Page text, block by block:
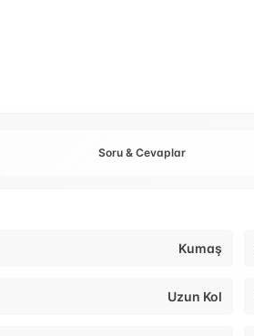
Soru & Cevaplar
Kumaş
Uzun Kol